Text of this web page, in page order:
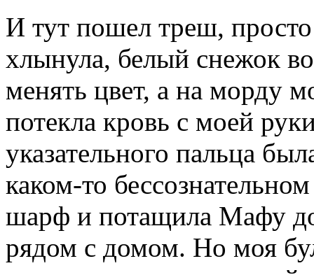
И тут пошел треш,
хлынула, белый снежок
менять цвет, а на морду
потекла кровь с моей
указательного пальца
каком-то
шарф и потащила Мафу
рядом с домом. Но моя